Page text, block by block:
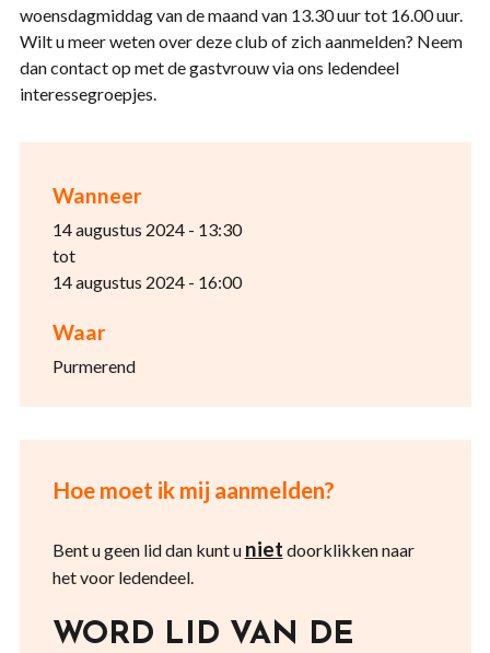
Wanneer
14 augustus 2024 - 13:30
tot
14 augustus 2024 - 16:00
Waar
Purmerend
Hoe moet ik mij aanmelden?
Bent u geen lid dan kunt u niet doorklikken naar
het voor ledendeel.
WORD LID VAN DE
woensdagmiddag van de maand van 13.30 uur tot 16.00 uur.
Wilt u meer weten over deze club of zich aanmelden? Neem
dan contact op met de gastvrouw via ons ledendeel
interessegroepjes.